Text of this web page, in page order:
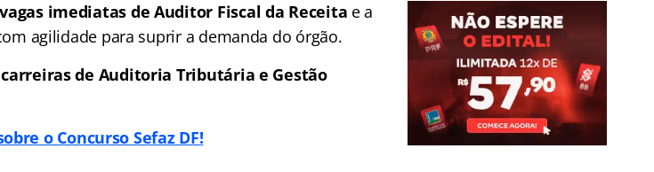
imediatas de Auditor Fiscal da Receita e a
agilidade para suprir a demanda do órgão.
carreiras de Auditoria Tributária e Gestão
o Concurso Sefaz DF!